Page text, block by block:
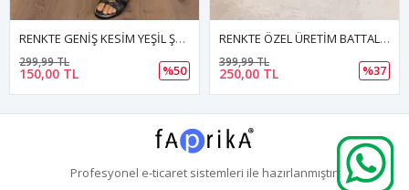
RENKTE GENİŞ KESİM YEŞİL ŞORT
150,00 TL
299,99 TL
%50
RENKTE ÖZEL ÜRETİM BATTAL DESENLİ ŞORT
250,00 TL
399,99 TL
%37
Profesyonel e-ticaretsistemleri ile hazırlanmıştır.